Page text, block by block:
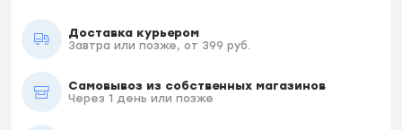
Доставка курьером
Завтра или позже, от 399 руб.
Самовывоз из собственных магазинов
Через 1 день или позже